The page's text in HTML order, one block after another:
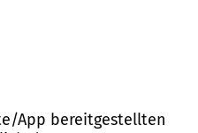
App bereitgestellten